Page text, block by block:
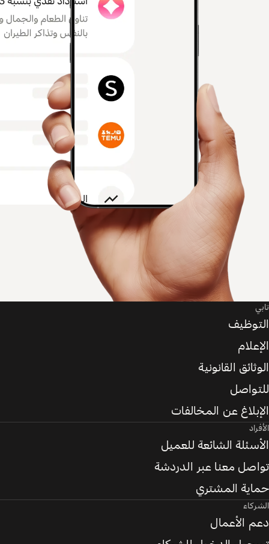
تابي
التوظيف
الإعلام
الوثائق القانونية
للتواصل
الإبلاغ عن المخالفات
الأفراد
الأسئلة الشائعة للعميل
تواصل معنا عبر الدردشة
حماية المشتري
الشركاء
دعم الأعمال